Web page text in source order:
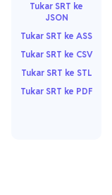
Tukar SRT ke
JSON
Tukar SRT ke ASS
Tukar SRT ke CSV
Tukar SRT ke STL
Tukar SRT ke PDF